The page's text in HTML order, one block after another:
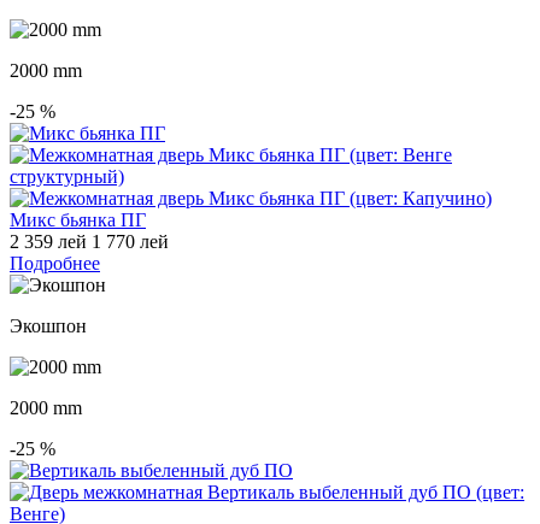
2000 mm
-25 %
Микс бьянка ПГ
2 359 лей 1 770 лей
Подробнее
Экошпон
2000 mm
-25 %